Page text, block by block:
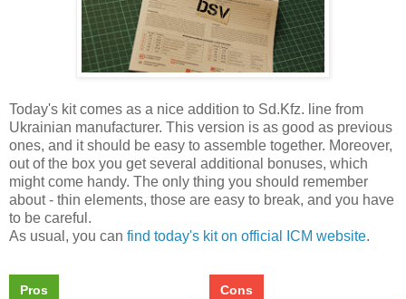
Today's kit comes as a nice addition to Sd.Kfz. line from
Ukrainian manufacturer. This version is as good as previous
ones, and it should be easy to assemble together. Moreover,
out of the box you get several additional bonuses, which
might come handy. The only thing you should remember
about - thin elements, those are easy to break, and you have
to be careful.
As usual, you can find today's kit on official ICM website.
Pros Cons